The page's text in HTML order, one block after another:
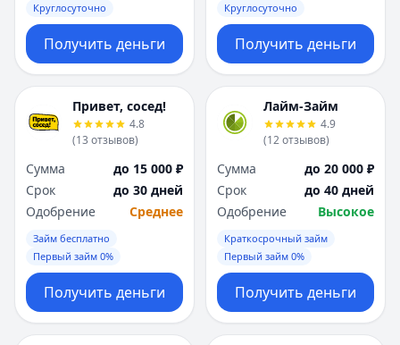
Круглосуточно
Получить деньги
Круглосуточно
Получить деньги
Привет, сосед!
4.8
(13 отзывов)
Сумма
до 15 000 ₽
Срок
до 30 дней
Одобрение
Среднее
Займ бесплатно
Первый займ 0%
Получить деньги
Лайм-Займ
4.9
(12отзывов)
Сумма
до 20 000 ₽
Срок
до 40 дней
Одобрение
Высокое
Краткосрочный займ
Первый займ 0%
Получить деньги